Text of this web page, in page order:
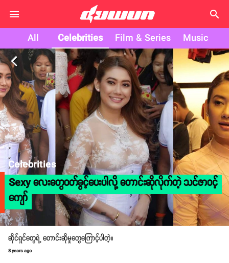
search
All Celebrities Film & Series Music
arrow_back_ios
Celebrities
Sexy လေးတွေဝတ်ခွင့်ပေးပါလို့ တောင်းဆိုလိုက်တဲ့ သင်ဇာဝင့်
ကျော်
ဆိုင်ရှင်တွေရဲ့ တောင်းဆိုမှုတွေကြောင့်ပါတဲ့။
8 years ago